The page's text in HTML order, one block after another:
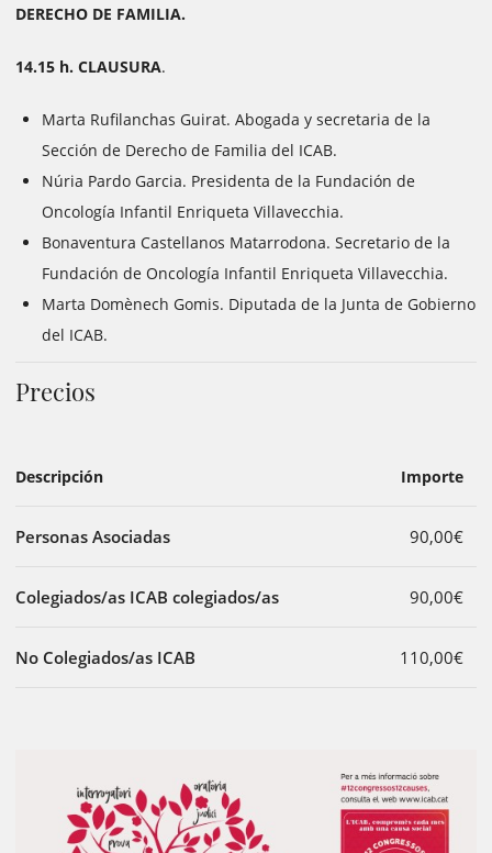
DERECHO DE FAMILIA.
14.15 h. CLAUSURA.
Marta Rufi­lanchas Guirat. Abogada y secretaria de la
Sección de Derecho de Familia del ICAB.
Núria Pardo Garcia. Presidenta de la Fundación de
Oncología Infantil Enriqueta Villavecchia.
Bonaventura Castellanos Matarrodona. Secretario de la
Fundación de Oncología Infantil Enriqueta Villavecchia.
Marta Domènech Gomis. Diputada de la Junta de Gobierno
del ICAB.
Precios
Descripción Importe
Personas Asociadas 90,00€
Colegiados/as ICAB colegiados/as 90,00€
No Colegiados/as ICAB 110,00€